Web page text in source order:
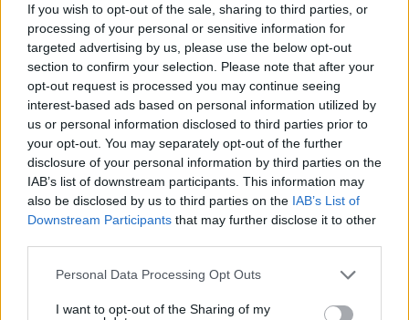
If you wish to opt-out of the sale, sharing to third parties, or
processing of your personal or sensitive information for
targeted advertising by us, please use the below opt-out
section to confirm your selection. Please note that after your
opt-out request is processed you may continue seeing
interest-based ads based on personal information utilized by
us or personal information disclosed to third parties prior to
your opt-out. You may separately opt-out of the further
disclosure of your personal information by third parties on the
IAB’s list of downstream participants. This information may
also be disclosed by us to third parties on the IAB’s List of
Downstream Participants that may further disclose it to other
Please note that this website/app uses one or more Google
not limited to your visit or usage behaviour. You may click to
Personal Data Processing Opt Outs
I want to opt-out of the Sharing of my
Νηστεία Δεκαπενταύγουστου: 20 μελωμένα φαγητά
κατσαρόλας
πριν 38 λεπτά
Ο ΣΚΑΪ έλυσε τη συνεργασία του με τον διευθύνοντα
σύμβουλο, Γρηγόρη Δημητριάδη, δείτε την επίσημη
ανακοίνωση
πριν 40 λεπτά
ΔΕΙΤΕ ΟΛΕΣ ΤΙΣ ΕΙΔΗΣΕΙΣ
ΤΑ ΠΙΟ ΔΗΜΟΦΙΛΗ